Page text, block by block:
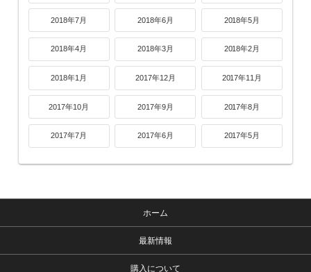
2018年7月 2018年6月 2018年5月
2018年4月 2018年3月 2018年2月
2018年1月 2017年12月 2017年11月
2017年10月 2017年9月 2017年8月
2017年7月 2017年6月 2017年5月
ホーム
最新情報
購入について